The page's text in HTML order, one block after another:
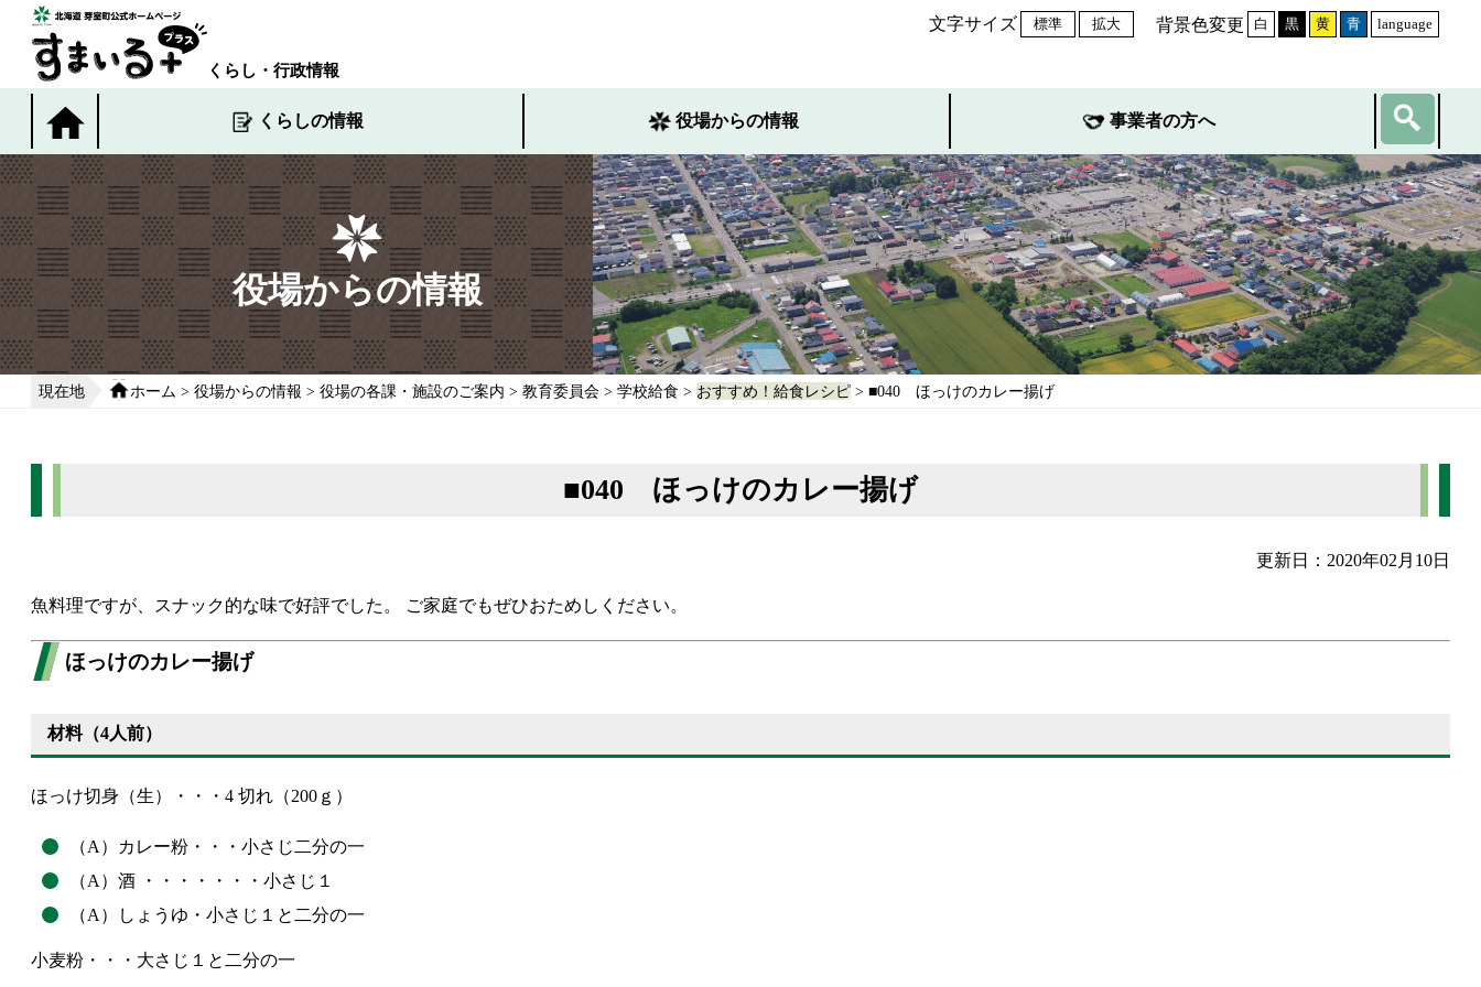
くらし・行政情報
文字サイズ 標準 拡大 背景色変更 白 黒 黄 青 language
くらしの情報 役場からの情報 事業者の方へ
役場からの情報
現在地 ホーム > 役場からの情報 > 役場の各課・施設のご案内 > 教育委員会 > 学校給食 > おすすめ！給食レシピ > ■040 ほっけのカレー揚げ
■040 ほっけのカレー揚げ
更新日：2020年02月10日
魚料理ですが、スナック的な味で好評でした。 ご家庭でもぜひおためしください。
ほっけのカレー揚げ
材料（4人前）
ほっけ切身（生）・・・4 切れ（200ｇ）
（A）カレー粉・・・小さじ二分の一
（A）酒 ・・・・・・・小さじ１
（A）しょうゆ・小さじ１と二分の一
小麦粉・・・大さじ１と二分の一